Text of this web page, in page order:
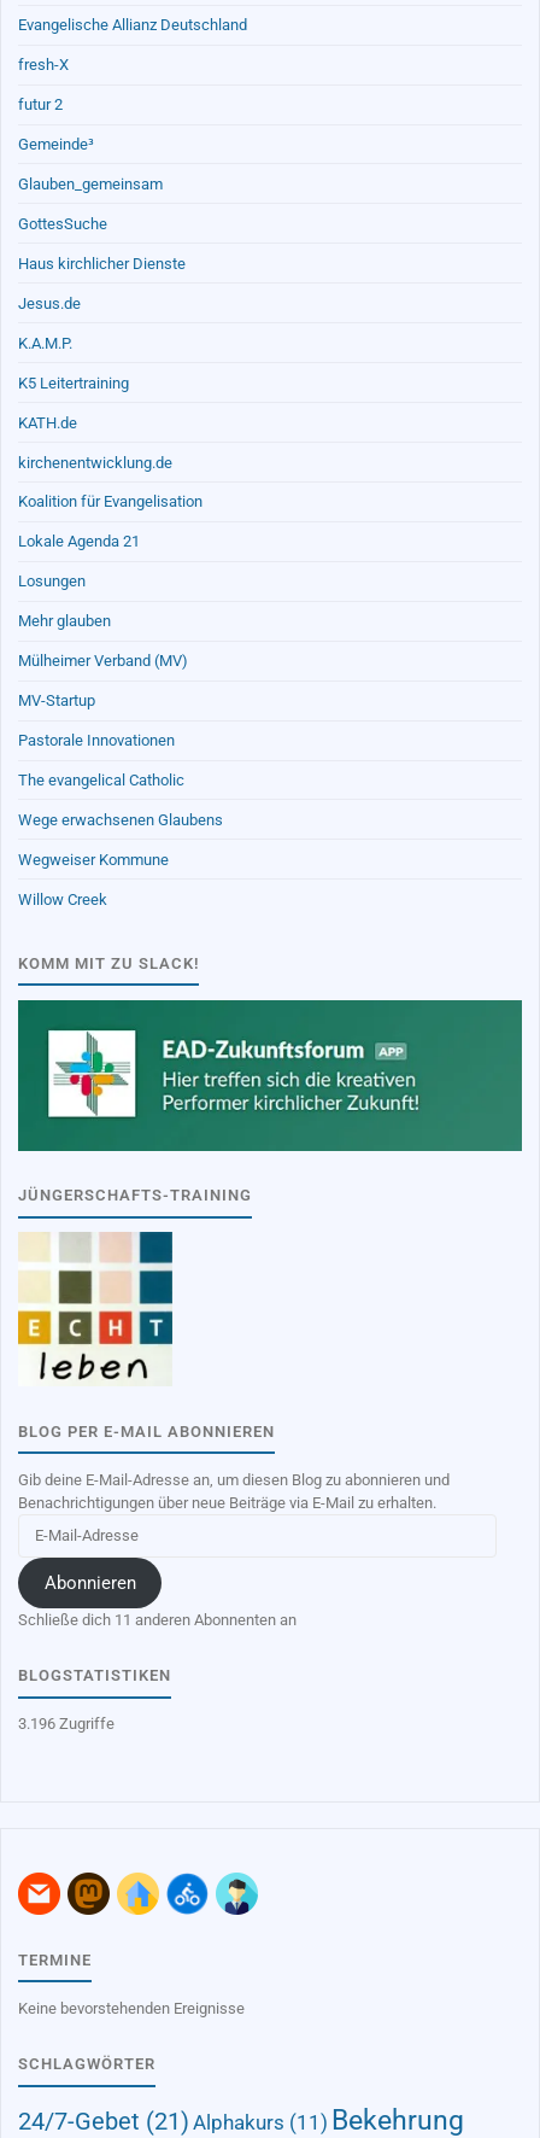
Evangelische Allianz Deutschland
fresh-X
futur 2
Gemeinde³
Glauben_gemeinsam
GottesSuche
Haus kirchlicher Dienste
Jesus.de
K.A.M.P.
K5 Leitertraining
KATH.de
kirchenentwicklung.de
Koalition für Evangelisation
Lokale Agenda 21
Losungen
Mehr glauben
Mülheimer Verband (MV)
MV-Startup
Pastorale Innovationen
The evangelical Catholic
Wege erwachsenen Glaubens
Wegweiser Kommune
Willow Creek
KOMM MIT ZU SLACK!
JÜNGERSCHAFTS-TRAINING
BLOG PER E-MAIL ABONNIEREN
Gib deine E-Mail-Adresse an, um diesen Blog zu abonnieren und
Benachrichtigungen über neue Beiträge via E-Mail zu erhalten.
Mail-
Adresse
Abonnieren
Schließe dich 11 anderen Abonnenten an
BLOGSTATISTIKEN
3.196 Zugriffe
TERMINE
Keine bevorstehenden Ereignisse
SCHLAGWÖRTER
24/7-Gebet (21) Alphakurs (11) Bekehrung